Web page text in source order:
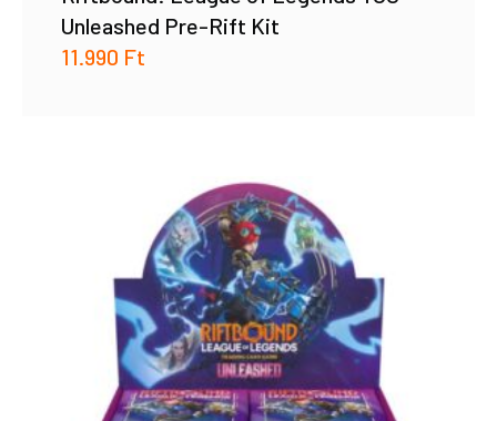
Unleashed Pre-Rift Kit
11.990 Ft